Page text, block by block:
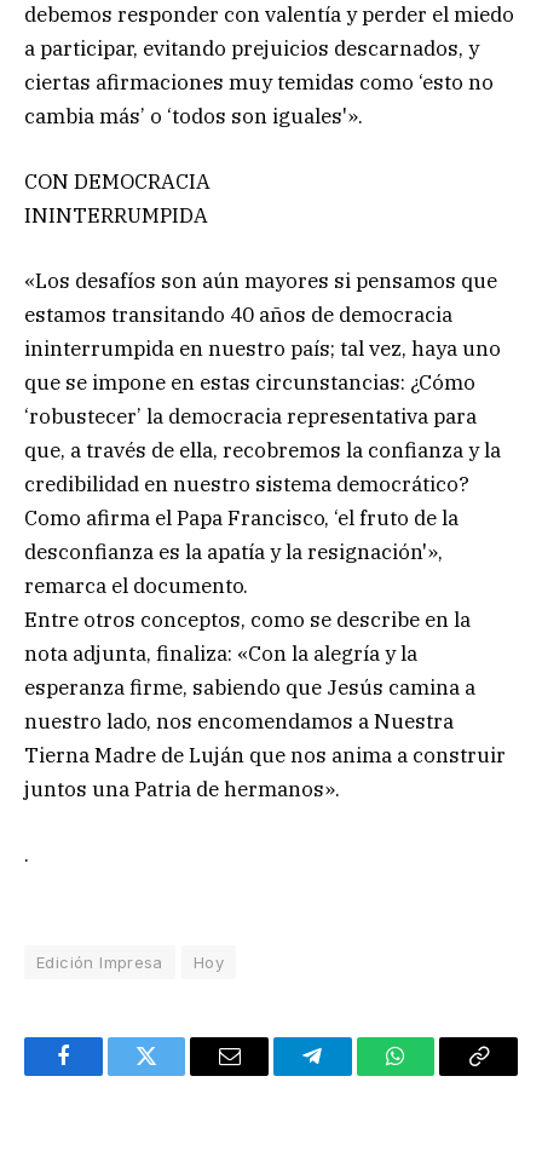
debemos responder con valentía y perder el miedo
a participar, evitando prejuicios descarnados, y
ciertas afirmaciones muy temidas como ‘esto no
cambia más’ o ‘todos son iguales'».
CON DEMOCRACIA
ININTERRUMPIDA
«Los desafíos son aún mayores si pensamos que
estamos transitando 40 años de democracia
ininterrumpida en nuestro país; tal vez, haya uno
que se impone en estas circunstancias: ¿Cómo
‘robustecer’ la democracia representativa para
que, a través de ella, recobremos la confianza y la
credibilidad en nuestro sistema democrático?
Como afirma el Papa Francisco, ‘el fruto de la
desconfianza es la apatía y la resignación'»,
remarca el documento.
Entre otros conceptos, como se describe en la
nota adjunta, finaliza: «Con la alegría y la
esperanza firme, sabiendo que Jesús camina a
nuestro lado, nos encomendamos a Nuestra
Tierna Madre de Luján que nos anima a construir
juntos una Patria de hermanos».
.
Edición Impresa Hoy
FacebookTwitter Email TelegramWhatsAppCopy